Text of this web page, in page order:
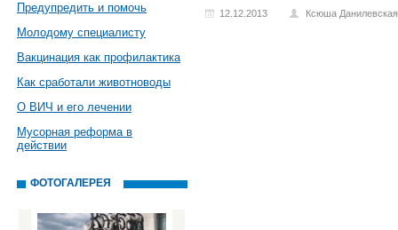
Предупредить и помочь
Молодому специалисту
Вакцинация как профилактика
Как сработали животноводы
О ВИЧ и его лечении
Мусорная реформа в
действии
ФОТОГАЛЕРЕЯ
12.12.2013 Ксюша Данилевская